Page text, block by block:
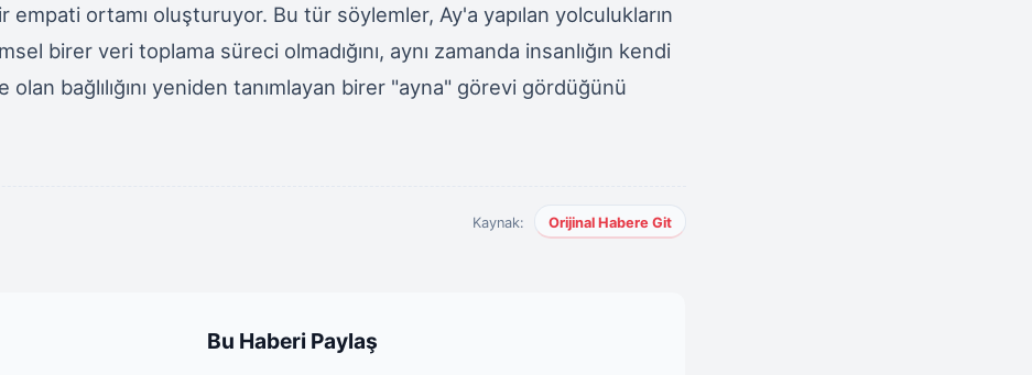
empati ortamı oluşturuyor. Bu tür söylemler, Ay'a yapılan yolculukların
birer veri toplama süreci olmadığını, aynı zamanda insanlığın kendi
olan bağlılığını yeniden tanımlayan birer "ayna" görevi gördüğünü
Kaynak: Orijinal Habere Git
Bu Haberi Paylaş